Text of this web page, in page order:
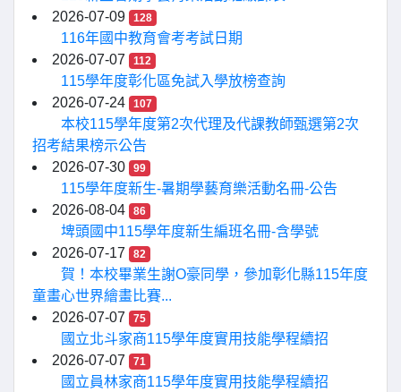
2026-07-09
128
116年國中教育會考考試日期
2026-07-07
112
115學年度彰化區免試入學放榜查詢
2026-07-24
107
本校115學年度第2次代理及代課教師甄選第2次
招考結果榜示公告
2026-07-30
99
115學年度新生-暑期學藝育樂活動名冊-公告
2026-08-04
86
埤頭國中115學年度新生編班名冊-含學號
2026-07-17
82
賀！本校畢業生謝O豪同學，參加彰化縣115年度
童畫心世界繪畫比賽...
2026-07-07
75
國立北斗家商115學年度實用技能學程續招
2026-07-07
71
國立員林家商115學年度實用技能學程續招